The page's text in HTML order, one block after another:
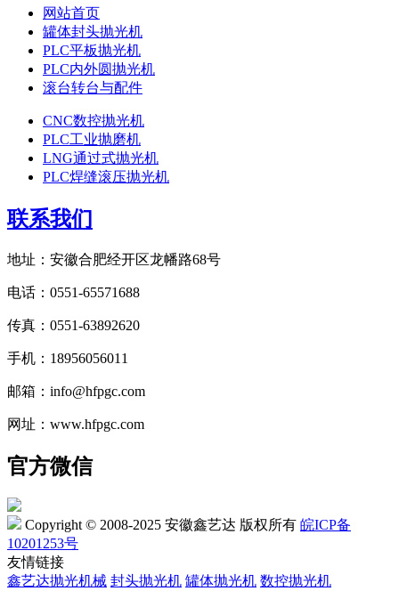
网站首页
罐体封头抛光机
PLC平板抛光机
PLC内外圆抛光机
滚台转台与配件
CNC数控抛光机
PLC工业抛磨机
LNG通过式抛光机
PLC焊缝滚压抛光机
联系我们
地址：安徽合肥经开区龙幡路68号
电话：0551-65571688
传真：0551-63892620
手机：18956056011
邮箱：info@hfpgc.com
网址：www.hfpgc.com
官方微信
Copyright © 2008-2025 安徽鑫艺达 版权所有 皖ICP备
10201253号
友情链接
鑫艺达抛光机械 封头抛光机 罐体抛光机 数控抛光机